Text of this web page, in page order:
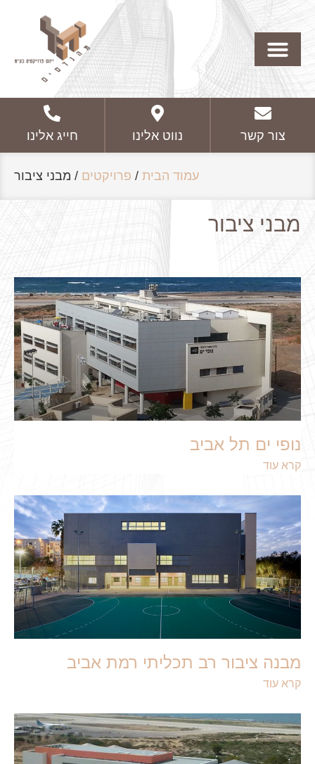
צור קשר נווט אלינו חייג אלינו
עמוד הבית / פרויקטים / מבני ציבור
מבני ציבור
נופי ים תל אביב
קרא עוד
מבנה ציבור רב תכליתי רמת אביב
קרא עוד